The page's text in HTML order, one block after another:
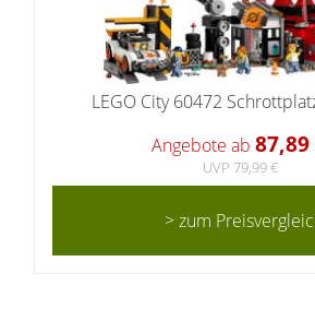
LEGO City 60472
Angebote ab 87,89
UVP 79,99 €
> zum